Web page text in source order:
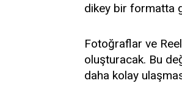
dikey bir formatta
Fotoğraflar ve
oluşturacak. Bu
daha kolay